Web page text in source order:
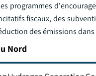
programmes
fiscaux, des
des émissions
Nord